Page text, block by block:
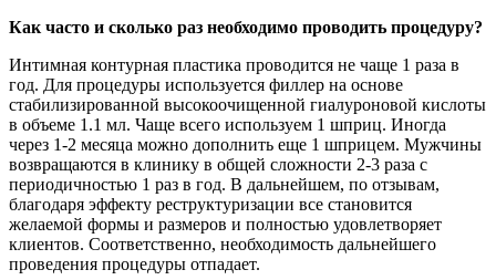
Как часто и сколько раз необходимо проводить процедуру?
Интимная контурная пластика проводится не чаще 1 раза в
год. Для процедуры используется филлер на основе
стабилизированной высокоочищенной гиалуроновой кислоты
в объеме 1.1 мл. Чаще всего используем 1 шприц. Иногда
через 1-2 месяца можно дополнить еще 1 шприцем. Мужчины
возвращаются в клинику в общей сложности 2-3 раза с
периодичностью 1 раз в год. В дальнейшем, по отзывам,
благодаря эффекту реструктуризации все становится
желаемой формы и размеров и полностью удовлетворяет
клиентов. Соответственно, необходимость дальнейшего
проведения процедуры отпадает.